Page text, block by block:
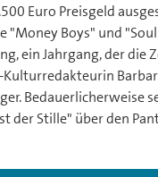
Euro Preisgeld
Boys" und
ein Jahrgang, der die
Bedauerlicherweise
der Stille" über den